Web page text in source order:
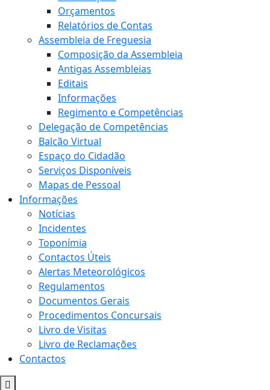
Orçamentos
Relatórios de Contas
Assembleia de Freguesia
Composição da Assembleia
Antigas Assembleias
Editais
Informações
Regimento e Competências
Delegação de Competências
Balcão Virtual
Espaço do Cidadão
Serviços Disponíveis
Mapas de Pessoal
Informações
Notícias
Incidentes
Toponímia
Contactos Úteis
Alertas Meteorológicos
Regulamentos
Documentos Gerais
Procedimentos Concursais
Livro de Visitas
Livro de Reclamações
Contactos